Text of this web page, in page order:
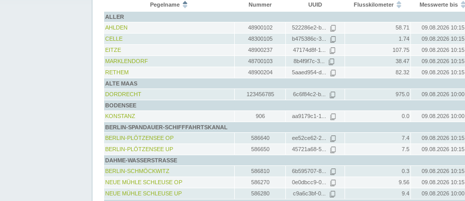
Pegelname Nummer UUID Flusskilometer Messwerte bis
ALLER
AHLDEN
48900102 522286e2-b... 58.71
09.08.2026 10:15
CELLE
48300105 b475386c-3... 1.74
09.08.2026 10:15
EITZE
48900237 47174d8f-1... 107.75
09.08.2026 10:15
MARKLENDORF
48700103 8b4f9f7c-3... 38.47
09.08.2026 10:15
RETHEM
48900204 5aaed954-d... 82.32
09.08.2026 10:15
ALTE MAAS
DORDRECHT
123456785 6c6f84c2-b... 975.0
09.08.2026 10:00
BODENSEE
KONSTANZ
906 aa9179c1-1... 0.0
09.08.2026 10:00
BERLIN-SPANDAUER-SCHIFFFAHRTSKANAL
BERLIN-PLÖTZENSEE OP
586640 ee52ce62-2... 7.4
09.08.2026 10:15
BERLIN-PLÖTZENSEE UP
586650 45721a68-5... 7.5
09.08.2026 10:15
DAHME-WASSERSTRASSE
BERLIN-SCHMÖCKWITZ
586810 6b595707-8... 0.3
09.08.2026 10:15
NEUE MÜHLE SCHLEUSE OP
586270 0e0dbcc9-0... 9.56
09.08.2026 10:15
NEUE MÜHLE SCHLEUSE UP
586280 c9a6c3bf-0... 9.4
09.08.2026 10:00